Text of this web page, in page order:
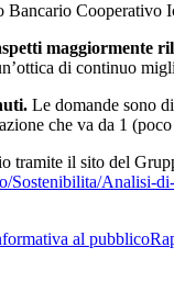
Bancario Cooperativo
maggiormente
di continuo
Le domande sono
che va da 1
tramite il sito del
Sostenibilita/Analisi-
al pubblico